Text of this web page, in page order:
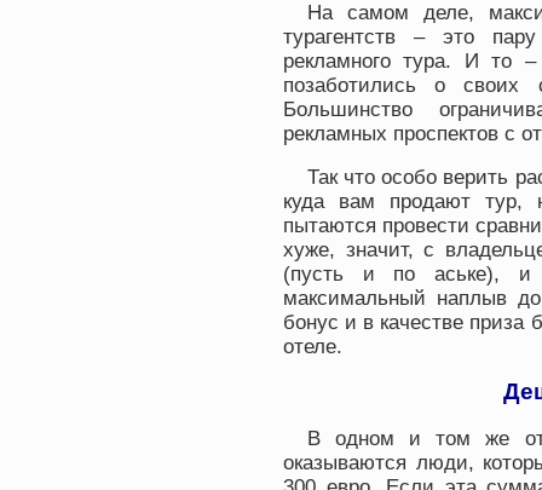
На самом деле,
турагентств – это
рекламного тура. И то
позаботились о своих
Большинство
рекламных проспектов с
Так что особо верить
куда вам продают
пытаются провести
хуже, значит, с
(пусть и по аське), и
максимальный наплыв
бонус и в качестве
отеле.
В одном и том же
оказываются люди,